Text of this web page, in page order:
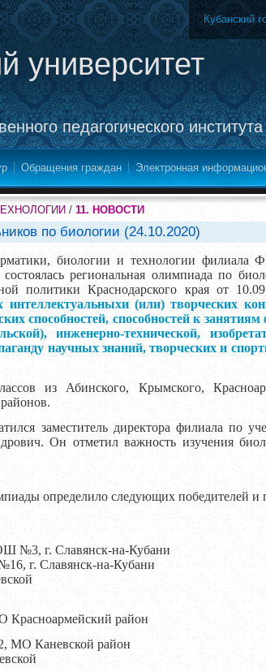
университет
педагогического института
Кубанский
Обращения граждан Электронная
/ 11. НОВОСТИ
по биологии (24.10.2020)
биологии и технологии
региональная олимпиада по
политики Краснодарского края от
(или) творческих
способностей, способностей к занятиям
инженерно-технической,
научных знаний, творческих и
из Абинского, Крымского,
заместитель директора филиала по
Он отметил важность изучения
определило следующих победителей и
№3, г. Славянск-на-Кубани
г. Славянск-на-Кубани
район
МО Каневской район